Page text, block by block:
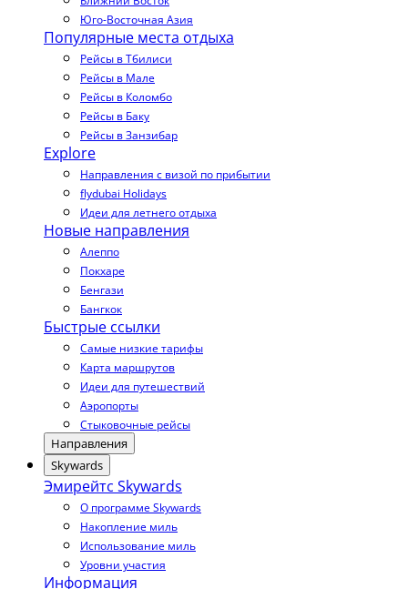
Юго-Восточная Азия
Популярные места отдыха
Рейсы в Тбилиси
Рейсы в Мале
Рейсы в Коломбо
Рейсы в Баку
Рейсы в Занзибар
Explore
Направления с визой по прибытии
flydubai Holidays
Идеи для летнего отдыха
Новые направления
Алеппо
Покхаре
Бенгази
Бангкок
Быстрые ссылки
Самые низкие тарифы
Карта маршрутов
Идеи для путешествий
Аэропорты
Стыковочные рейсы
Направления
Skywards
Эмирейтс Skywards
О программе Skywards
Накопление миль
Использование миль
Уровни участия
Информация